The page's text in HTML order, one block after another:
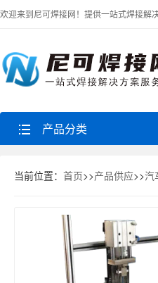
欢迎来到尼可焊接网！提供一站式焊接解决
产品分类
当前位置： 首页>>产品供应>>汽